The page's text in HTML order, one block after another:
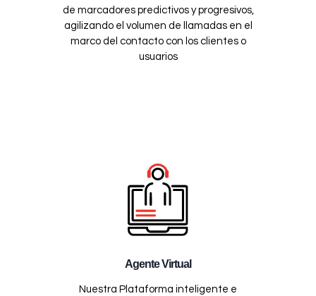
de marcadores predictivos y progresivos,
agilizando el volumen de llamadas en el
marco del contacto con los clientes o
usuarios
Agente Virtual
Nuestra Plataforma inteligente e